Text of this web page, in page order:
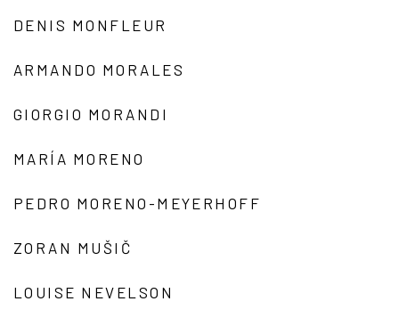
DENIS MONFLEUR
ARMANDO MORALES
GIORGIO MORANDI
MARÍA MORENO
PEDRO MORENO-MEYERHOFF
ZORAN MUŠIČ
LOUISE NEVELSON